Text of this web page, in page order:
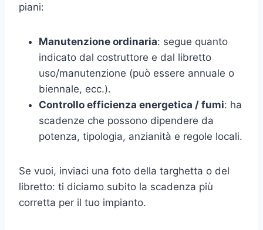
piani:
Manutenzione ordinaria: segue quanto
indicato dal costruttore e dal libretto
uso/manutenzione (può essere annuale o
biennale, ecc.).
Controllo efficienza energetica / fumi: ha
scadenze che possono dipendere da
potenza, tipologia, anzianità e regole locali.
Se vuoi, inviaci una foto della targhetta o del
libretto: ti diciamo subito la scadenza più
corretta per il tuo impianto.